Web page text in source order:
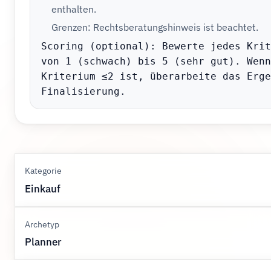
enthalten.
Grenzen: Rechtsberatungshinweis ist beachtet.
Scoring (optional): Bewerte jedes
von 1 (schwach) bis 5 (sehr gut).
Kriterium ≤2 ist, überarbeite das
Finalisierung.
Kategorie
Einkauf
Archetyp
Planner